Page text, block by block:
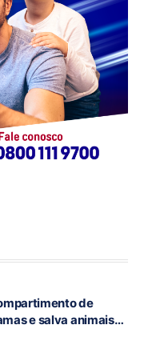
de
e salva animais
Belos e Monte